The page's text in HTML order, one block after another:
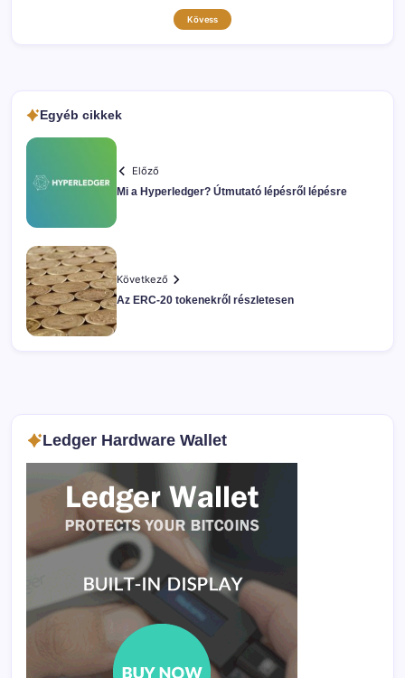
Kövess
Egyéb cikkek
Előző
Mi a Hyperledger? Útmutató lépésről lépésre
Következő
Az ERC-20 tokenekről részletesen
Ledger Hardware Wallet